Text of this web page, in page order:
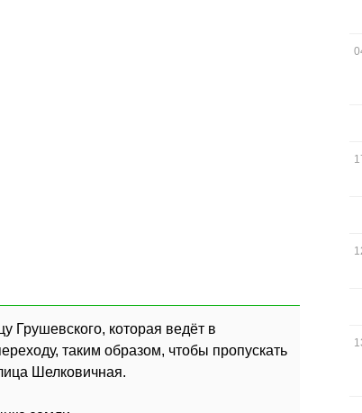
Грушевского, которая ведёт в
таким образом, чтобы пропускать
Шелковичная.